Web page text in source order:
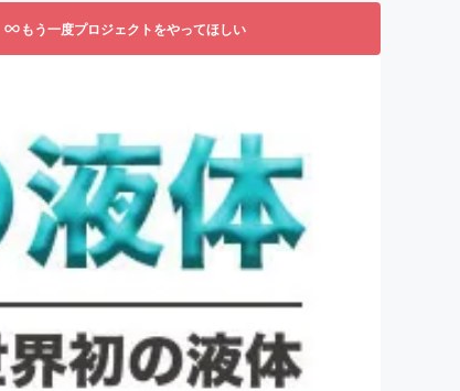
もう一度プロジェクトをやってほしい